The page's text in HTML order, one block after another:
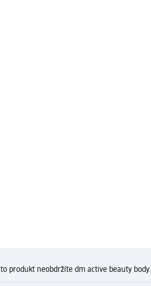
produkt neobdržíte dm active beauty body.